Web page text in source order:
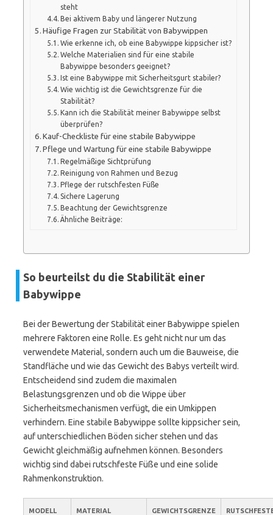
steht
Bei aktivem Baby und längerer Nutzung
Häufige Fragen zur Stabilität von Babywippen
Wie erkenne ich, ob eine Babywippe kippsicher ist?
Welche Materialien sind für eine stabile
Babywippe besonders geeignet?
Ist eine Babywippe mit Sicherheitsgurt stabiler?
Wie wichtig ist die Gewichtsgrenze für die
Stabilität?
Kann ich die Stabilität meiner Babywippe selbst
überprüfen?
Kauf-Checkliste für eine stabile Babywippe
Pflege und Wartung für eine stabile Babywippe
Regelmäßige Sichtprüfung
Reinigung von Rahmen und Bezug
Pflege der rutschfesten Füße
Sichere Lagerung
Beachtung der Gewichtsgrenze
Ähnliche Beiträge:
So beurteilst du die Stabilität einer
Babywippe
Bei der Bewertung der Stabilität einer Babywippe spielen
mehrere Faktoren eine Rolle. Es geht nicht nur um das
verwendete Material, sondern auch um die Bauweise, die
Standfläche und wie das Gewicht des Babys verteilt wird.
Entscheidend sind zudem die maximalen
Belastungsgrenzen und ob die Wippe über
Sicherheitsmechanismen verfügt, die ein Umkippen
verhindern. Eine stabile Babywippe sollte kippsicher sein,
auf unterschiedlichen Böden sicher stehen und das
Gewicht gleichmäßig aufnehmen können. Besonders
wichtig sind dabei rutschfeste Füße und eine solide
Rahmenkonstruktion.
MODELL
MATERIAL
GEWICHTSGRENZE